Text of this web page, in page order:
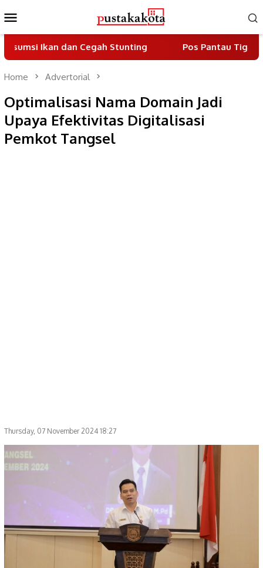
to
contentMenu
dan Cegah Stunting Pos Pantau Tiga Pilar
Home Advertorial
Optimalisasi Nama Domain Jadi
Upaya Efektivitas Digitalisasi
Pemkot Tangsel
Thursday, 07 November 2024 18:27